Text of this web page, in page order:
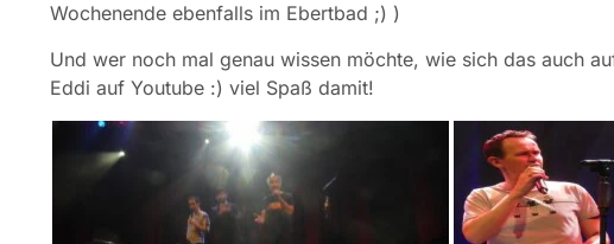
Wochenende ebenfalls im Ebertbad ;) )
Und wer noch mal genau wissen möchte, wie sich das auch
Eddi auf Youtube :) viel Spaß damit!